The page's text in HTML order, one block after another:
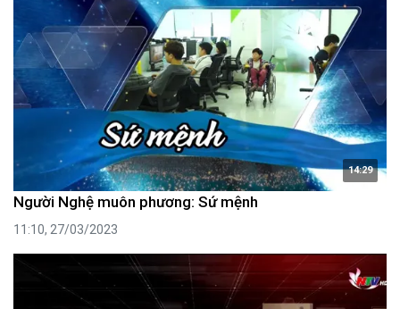
14:29
Người Nghệ muôn phương: Sứ mệnh
11:10, 27/03/2023